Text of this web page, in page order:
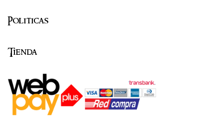
Politicas
Tienda